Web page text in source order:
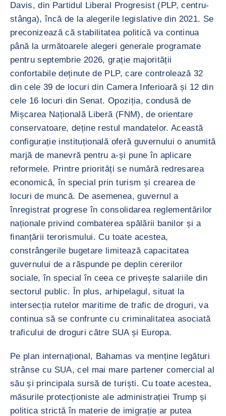
Davis, din Partidul Liberal Progresist (PLP, centru-
stânga), încă de la alegerile legislative din 2021. Se
preconizează că stabilitatea politică va continua
până la următoarele alegeri generale programate
pentru septembrie 2026, grație majorității
confortabile deținute de PLP, care controlează 32
din cele 39 de locuri din Camera Inferioară și 12 din
cele 16 locuri din Senat. Opoziția, condusă de
Mișcarea Națională Liberă (FNM), de orientare
conservatoare, deține restul mandatelor. Această
configurație instituțională oferă guvernului o anumită
marjă de manevră pentru a-și pune în aplicare
reformele. Printre priorități se numără redresarea
economică, în special prin turism și crearea de
locuri de muncă. De asemenea, guvernul a
înregistrat progrese în consolidarea reglementărilor
naționale privind combaterea spălării banilor și a
finanțării terorismului. Cu toate acestea,
constrângerile bugetare limitează capacitatea
guvernului de a răspunde pe deplin cererilor
sociale, în special în ceea ce privește salariile din
sectorul public. În plus, arhipelagul, situat la
intersecția rutelor maritime de trafic de droguri, va
continua să se confrunte cu criminalitatea asociată
traficului de droguri către SUA și Europa.
Pe plan internațional, Bahamas va menține legături
strânse cu SUA, cel mai mare partener comercial al
său și principala sursă de turiști. Cu toate acestea,
măsurile protecționiste ale administrației Trump și
politica strictă în materie de imigrație ar putea